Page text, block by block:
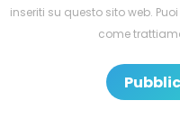
inseriti su questo sito web.
come